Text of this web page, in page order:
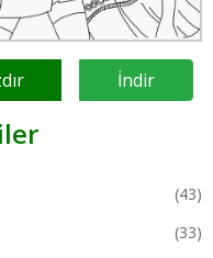
İndir
(43)
(33)